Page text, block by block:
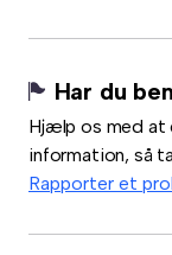
Har du
Hjælp os med at
information, så
Rapporter et